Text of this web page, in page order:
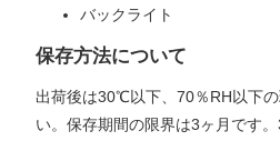
バックライト
保存方法について
出荷後は30℃以下、70％RH以下
い。保存期間の限界は3ヶ月です